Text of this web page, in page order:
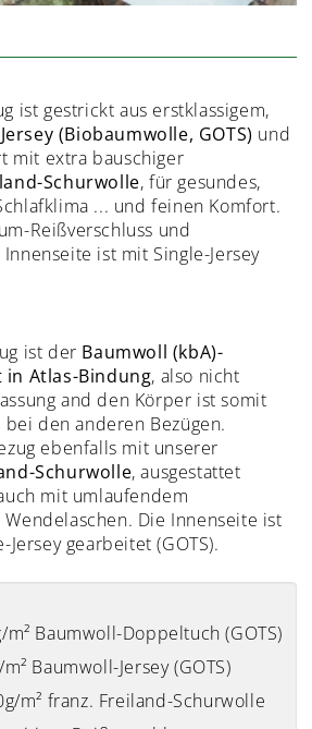
ist gestrickt aus erstklassigem,
(Biobaumwolle, GOTS) und
mit extra bauschiger
Schurwolle, für gesundes,
... und feinen Komfort.
Reißverschluss und
ist mit Single-Jersey
ist der Baumwoll (kbA)-
in Atlas-Bindung, also nicht
and den Körper ist somit
den anderen Bezügen.
ebenfalls mit unserer
Schurwolle, ausgestattet
mit umlaufendem
Die Innenseite ist
gearbeitet (GOTS).
m² Baumwoll-Doppeltuch (GOTS)
Baumwoll-Jersey (GOTS)
m² franz. Freiland-Schurwolle